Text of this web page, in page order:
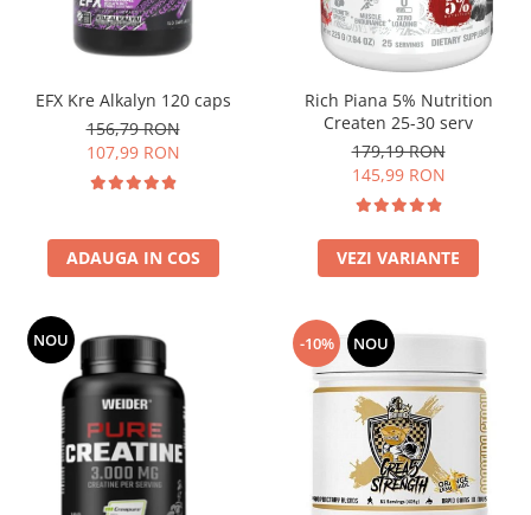
Vitamine bărbați / femei
Insulated
JNX Sports
Kaged
Kevin Levrone
Muscle Meds
Muscletech
Mutant
Neocell
Nordic Naturals
NOW Foods
Nutrend
Nutrex
Olimp Sport Nutrition
EFX Kre Alkalyn 120 caps
156,79 RON
107,99 RON
ADAUGA IN COS
Rich Piana 5% Nutrition
Createn 25-30 serv
179,19 RON
145,99 RON
VEZI VARIANTE
NOU -10% NOU